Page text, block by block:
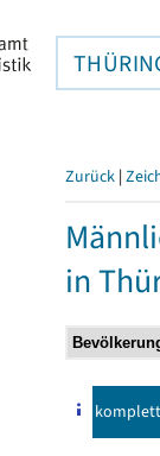
Zurück |
in
komplett